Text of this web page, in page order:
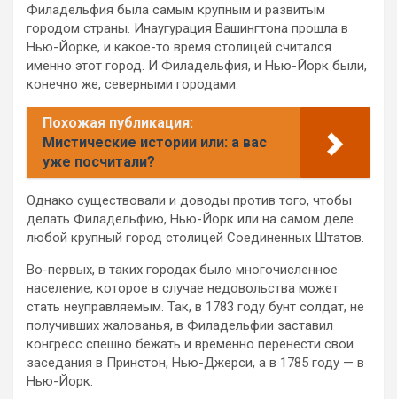
Филадельфия была самым крупным и развитым
городом страны. Инаугурация Вашингтона прошла в
Нью-Йорке, и какое-то время столицей считался
именно этот город. И Филадельфия, и Нью-Йорк были,
конечно же, северными городами.
Похожая публикация:
Мистические истории или: а вас
уже посчитали?
Однако существовали и доводы против того, чтобы
делать Филадельфию, Нью-Йорк или на самом деле
любой крупный город столицей Соединенных Штатов.
Во-первых, в таких городах было многочисленное
население, которое в случае недовольства может
стать неуправляемым. Так, в 1783 году бунт солдат, не
получивших жалованья, в Филадельфии заставил
конгресс спешно бежать и временно перенести свои
заседания в Принстон, Нью-Джерси, а в 1785 году — в
Нью-Йорк.